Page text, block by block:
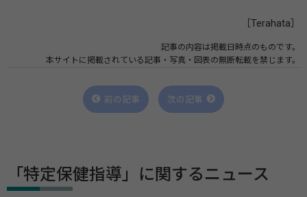
［Terahata］
記事の内容は掲載日時点のものです。
本サイトに掲載されている記事・写真・図表の無断転載を禁じます。
前の記事 次の記事
「特定保健指導」に関するニュース